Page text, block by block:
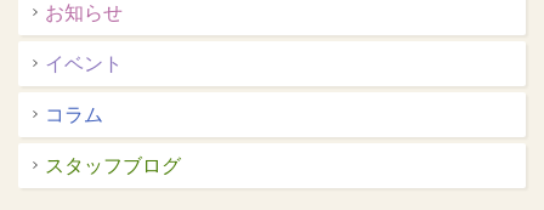
お知らせ
イベント
コラム
スタッフブログ